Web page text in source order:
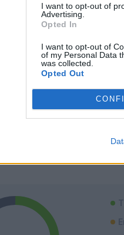
I want to opt-out of
Advertising.
Opted In
I want to opt-out of
of my Personal Data
was collected.
Opted Out